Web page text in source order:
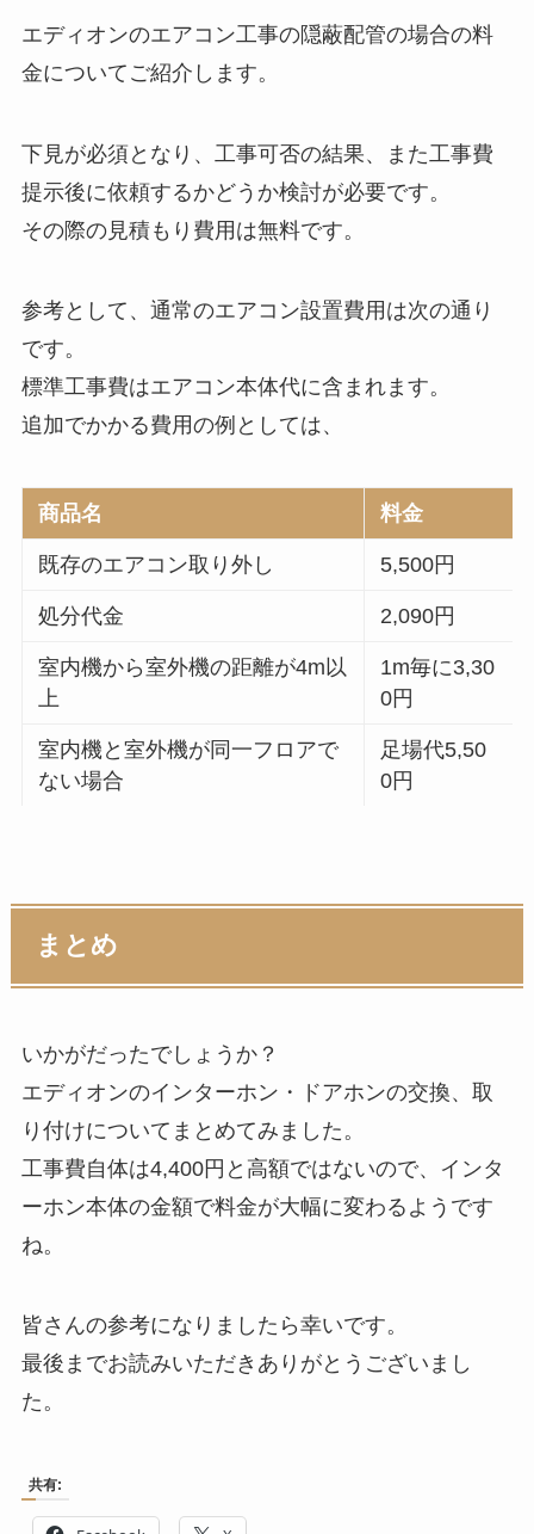
エディオンのエアコン工事の隠蔽配管の場合の料
金についてご紹介します。
下見が必須となり、工事可否の結果、また工事費
提示後に依頼するかどうか検討が必要です。
その際の見積もり費用は無料です。
参考として、通常のエアコン設置費用は次の通り
です。
標準工事費はエアコン本体代に含まれます。
追加でかかる費用の例としては、
商品名 料金
既存のエアコン取り外し 5,500円
処分代金 2,090円
室内機から室外機の距離が4m以
上
1m毎に3,30
0円
室内機と室外機が同一フロアで
ない場合
足場代5,50
0円
まとめ
いかがだったでしょうか？
エディオンのインターホン・ドアホンの交換、取
り付けについてまとめてみました。
工事費自体は4,400円と高額ではないので、インタ
ーホン本体の金額で料金が大幅に変わるようです
ね。
皆さんの参考になりましたら幸いです。
最後までお読みいただきありがとうございまし
た。
共有: